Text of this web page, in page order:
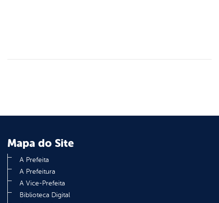
Mapa do Site
A Prefeita
A Prefeitura
A Vice-Prefeita
Biblioteca Digital